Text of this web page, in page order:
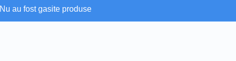
Nu au fost gasite produse